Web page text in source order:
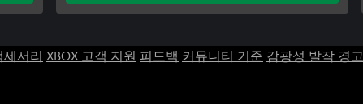
세서리 XBOX 고객 지원 피드백 커뮤니티 기준 감광성 발작 경고